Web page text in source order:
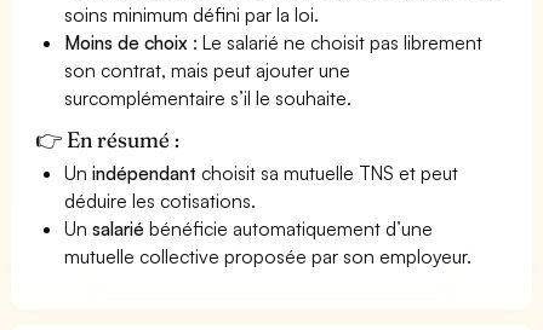
soins minimum défini par la loi.
Moins de choix : Le salarié ne choisit pas librement
son contrat, mais peut ajouter une
surcomplémentaire s’il le souhaite.
👉 En résumé :
Unindépendant choisit sa mutuelle TNS et peut
déduire les cotisations.
Unsalarié bénéficie automatiquement d’une
mutuelle collective proposée par son employeur.